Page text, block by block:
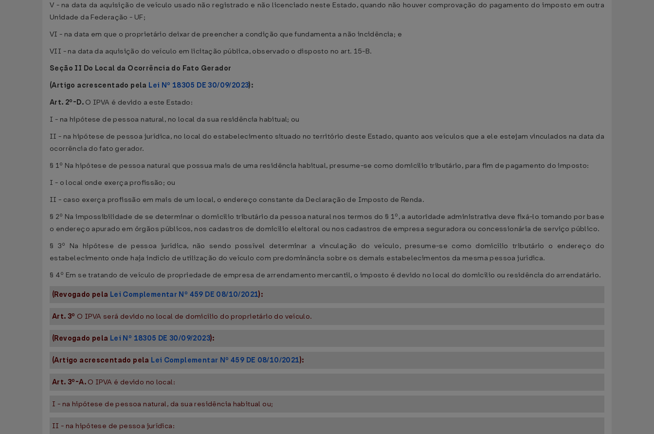
V - na data da aquisição de veículo usado não registrado e não licenciado neste Estado, quando não houver comprovação do pagamento do imposto em outra
Unidade da Federação - UF;
VI - na data em que o proprietário deixar de preencher a condição que fundamenta a não incidência; e
VII - na data da aquisição do veículo em licitação pública, observado o disposto no art. 15-B.
Seção II Do Local da Ocorrência do Fato Gerador
(Artigo acrescentado pela Lei Nº 18305 DE 30/09/2023):
Art. 2º-D.O IPVA é devido a este Estado:
I - na hipótese de pessoa natural, no local da sua residência habitual; ou
II - na hipótese de pessoa jurídica, no local do estabelecimento situado no território deste Estado, quanto aos veículos que a ele estejam vinculados na data da
ocorrência do fato gerador.
§ 1º Na hipótese de pessoa natural que possua mais de uma residência habitual, presume-se como domicílio tributário, para fim de pagamento do imposto:
I - o local onde exerça profissão; ou
II - caso exerça profissão em mais de um local, o endereço constante da Declaração de Imposto de Renda.
§ 2º Na impossibilidade de se determinar o domicílio tributário da pessoa natural nos termos do § 1º, a autoridade administrativa deve fixá-lo tomando por base
o endereço apurado em órgãos públicos, nos cadastros de domicílio eleitoral ou nos cadastros de empresa seguradora ou concessionária de serviço público.
§ 3º Na hipótese de pessoa jurídica, não sendo possível determinar a vinculação do veículo, presume-se como domicílio tributário o endereço do
estabelecimento onde haja indício de utilização do veículo com predominância sobre os demais estabelecimentos da mesma pessoa jurídica.
§ 4º Em se tratando de veículo de propriedade de empresa de arrendamento mercantil, o imposto é devido no local do domicílio ou residência do arrendatário.
(Revogado pela Lei Complementar Nº 459 DE 08/10/2021):
Art. 3º O IPVA será devido no local de domicílio do proprietário do veículo.
(Revogado pela Lei Nº 18305 DE 30/09/2023):
(Artigo acrescentado pela Lei Complementar Nº 459 DE 08/10/2021):
Art. 3º-A. O IPVA é devido no local:
I - na hipótese de pessoa natural, da sua residência habitual ou;
II - na hipótese de pessoa jurídica: